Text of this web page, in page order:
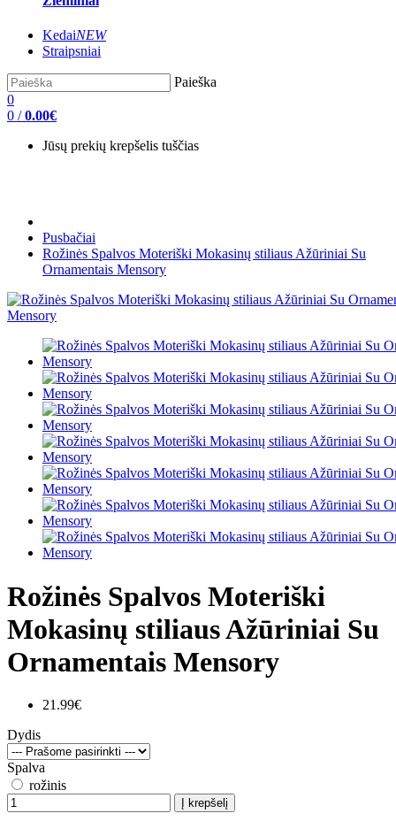
KedaiNEW
Straipsniai
Paieška
0
0 / 0.00€
Jūsų prekių krepšelis tuščias
Pusbačiai
Rožinės Spalvos Moteriški Mokasinų stiliaus Ažūriniai Su
Ornamentais Mensory
Rožinės Spalvos Moteriški
Mokasinų stiliaus Ažūriniai Su
Ornamentais Mensory
21.99€
Dydis
Spalva
rožinis
Į krepšelį